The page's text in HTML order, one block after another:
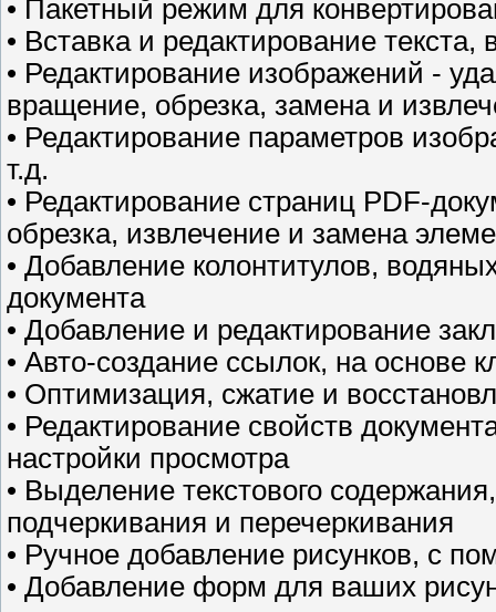
• Пакетный режим для
• Вставка и редактирование
• Редактирование изображений -
вращение, обрезка, замена и
• Редактирование параметров
т.д.
• Редактирование страниц PDF-
обрезка, извлечение и замена
• Добавление колонтитулов,
документа
• Добавление и редактирование
• Авто-создание ссылок, на основе
• Оптимизация, сжатие и
• Редактирование свойств
настройки просмотра
• Выделение текстового
подчеркивания и перечеркивания
• Ручное добавление рисунков, с
• Добавление форм для ваших